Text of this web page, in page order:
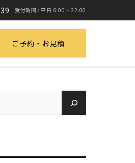
受付時間 : 平日 6:00 ~ 22:00
ご予約・お見積